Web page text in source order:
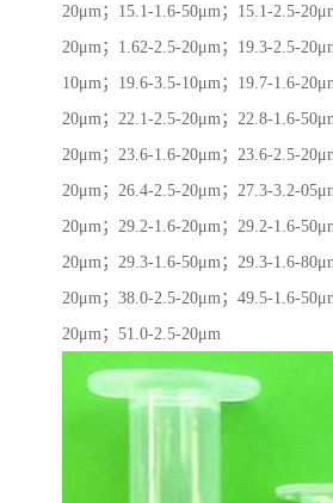
20μm；15.1-1.6-50μm；15.1-2.5-
20μm；1.62-2.5-20μm；19.3-2.5-
10μm；19.6-3.5-10μm；19.7-1.6-
20μm；22.1-2.5-20μm；22.8-1.6-
20μm；23.6-1.6-20μm；23.6-2.5-
20μm；26.4-2.5-20μm；27.3-3.2-
20μm；29.2-1.6-20μm；29.2-1.6-
20μm；29.3-1.6-50μm；29.3-1.6-
20μm；38.0-2.5-20μm；49.5-1.6-
20μm；51.0-2.5-20μm